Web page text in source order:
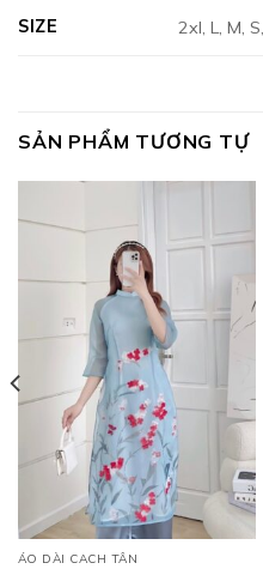
SIZE 2xl, L, M,
SẢN PHẨM TƯƠNG TỰ
ÁO DÀI CACH TÂN